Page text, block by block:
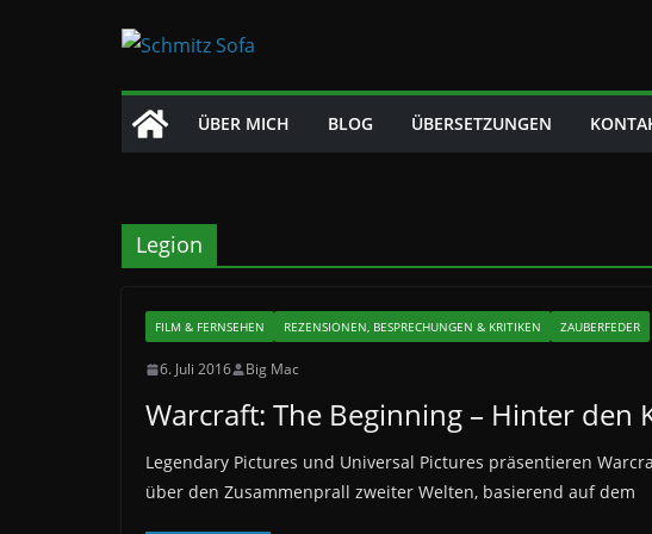
ÜBER MICH BLOG ÜBERSETZUNGEN
Legion
FILM & FERNSEHEN REZENSIONEN, BESPRECHUNGEN & KRITIKEN ZAUBERFEDER
6. Juli 2016 Big Mac
Warcraft: The Beginning – Hinter den
Legendary Pictures und Universal Pictures präsentieren
über den Zusammenprall zweiter Welten, basierend auf dem